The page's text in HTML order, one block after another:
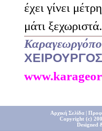
έχει γίνει
μάτι ξεχωριστά.
Αρχική Σελίδα|
Copyright (c)
Designed